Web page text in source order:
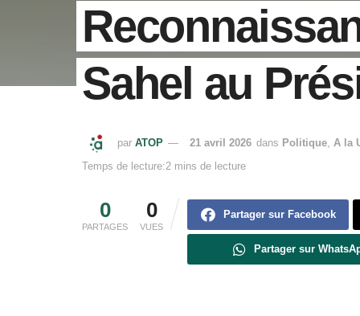
Sahel au
par ATOP 21 avril 2026 dans Politique, A la
Temps de lecture:2 mins de lecture
0
PARTAGES
0
VUES
Partager sur Facebook
Partager sur